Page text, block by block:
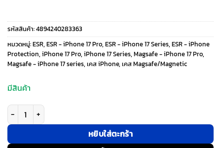
price
was:
1,290 ฿.
price
is:
890 ฿.
รหัสสินค้า:4894240283363
หมวดหมู่:ESR, ESR - iPhone 17 Pro, ESR - iPhone 17 Series, ESR - iPhone
Protection, iPhone 17 Pro, iPhone 17 Series, Magsafe - iPhone 17 Pro,
Magsafe - iPhone 17 series, เคส iPhone, เคส Magsafe/Magnetic
มีสินค้า
จำนวน ESR รุ่น Classic Hybrid Case with Stash Stand (Camera
หยิบใส่ตะกร้า